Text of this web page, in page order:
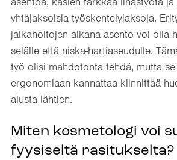
yhtäjaksoisia työskentelyjaksoja.
jalkahoitojen aikana asento voi olla
selälle että niska-hartiaseudulle.
työ olisi mahdotonta tehdä, mutta
ergonomiaan kannattaa kiinnittää
alusta lähtien.
Miten kosmetologi voi
fyysiseltä rasitukselta?